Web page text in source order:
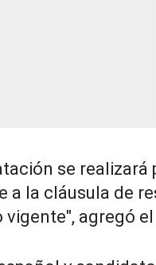
se realizará
a la cláusula de
agregó